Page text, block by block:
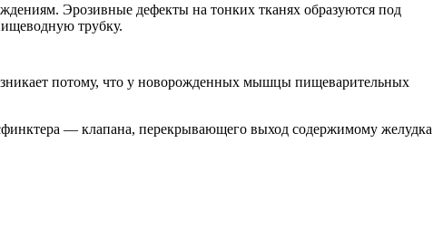
Эрозивные дефекты на тонких тканях образуются под
трубку.
потому, что у новорожденных мышцы пищеварительных
— клапана, перекрывающего выход содержимому желудка